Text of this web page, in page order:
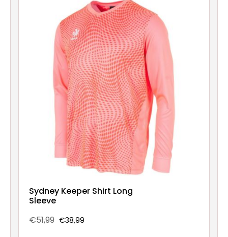
Sydney Keeper Shirt Long
Sleeve
€51,99 €38,99